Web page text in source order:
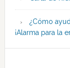
¿Cómo
¡Alarma para la